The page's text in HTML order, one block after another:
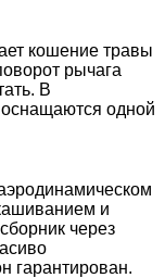
кошение травы
рычага
В
оснащаются одной
и
через
гарантирован.